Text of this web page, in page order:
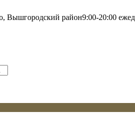
Вышгородский район9:00-20:00